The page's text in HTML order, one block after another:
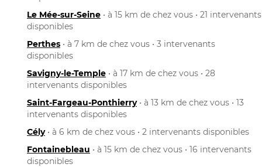
Le Mée-sur-Seine • à 15 km de chez vous • 21 intervenants
disponibles
Perthes • à 7 km de chez vous • 3 intervenants
disponibles
Savigny-le-Temple • à 17 km de chez vous • 28
intervenants disponibles
Saint-Fargeau-Ponthierry• à 13 km de chez vous • 13
intervenants disponibles
Cély• à 6 km de chez vous • 2 intervenants disponibles
Fontainebleau • à 15 km de chez vous • 16 intervenants
disponibles